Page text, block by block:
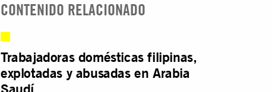
CONTENIDO RELACIONADO
Trabajadoras domésticas filipinas,
explotadas y abusadas en Arabia